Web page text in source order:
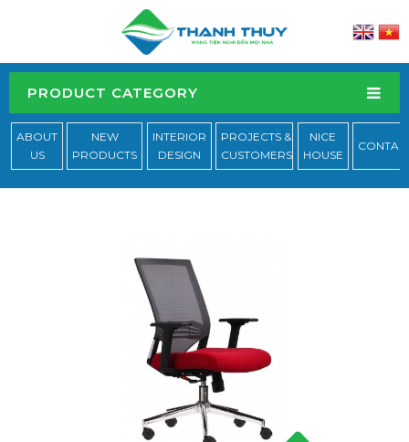
PRODUCT CATEGORY
ABOUT
US
NEW
PRODUCTS
INTERIOR
DESIGN
PROJECTS &
CUSTOMERS
NICE
HOUSE